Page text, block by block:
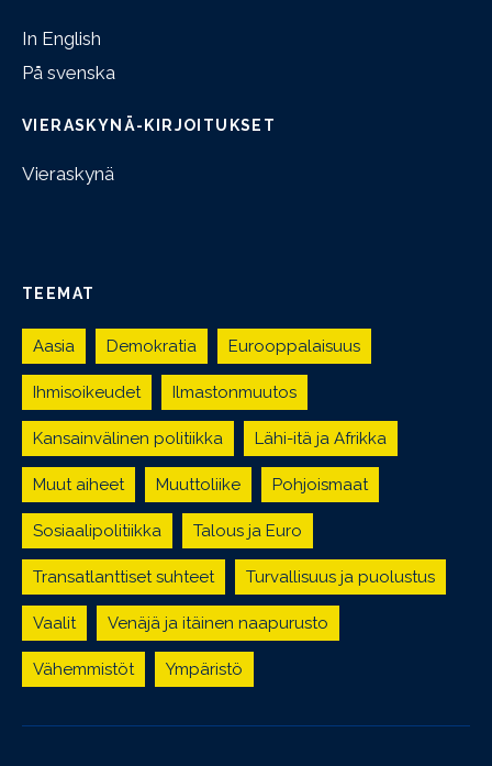
In English
På svenska
VIERASKYNÄ-KIRJOITUKSET
Vieraskynä
TEEMAT
Aasia Demokratia Eurooppalaisuus
Ihmisoikeudet Ilmastonmuutos
Kansainvälinen politiikka Lähi-itä ja Afrikka
Muut aiheet Muuttoliike Pohjoismaat
Sosiaalipolitiikka Talous ja Euro
Transatlanttiset suhteet Turvallisuus ja puolustus
Vaalit Venäjä ja itäinen naapurusto
Vähemmistöt Ympäristö